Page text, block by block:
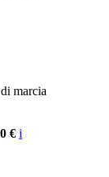
marcia
€ i